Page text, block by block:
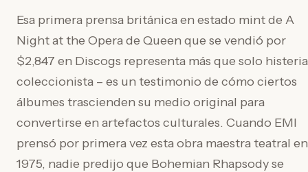
Esa primera prensa británica en estado mint de A
Night at the Opera de Queen que se vendió por
$2,847 en Discogs representa más que solo histeria
coleccionista – es un testimonio de cómo ciertos
álbumes trascienden su medio original para
convertirse en artefactos culturales. Cuando EMI
prensó por primera vez esta obra maestra teatral en
1975, nadie predijo que Bohemian Rhapsody se